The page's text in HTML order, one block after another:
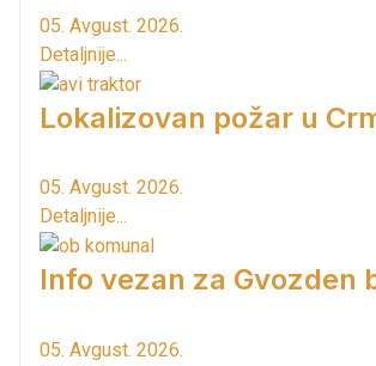
05. Avgust. 2026.
Detaljnije...
Lokalizovan požar u
05. Avgust. 2026.
Detaljnije...
Info vezan za Gvozden
05. Avgust. 2026.